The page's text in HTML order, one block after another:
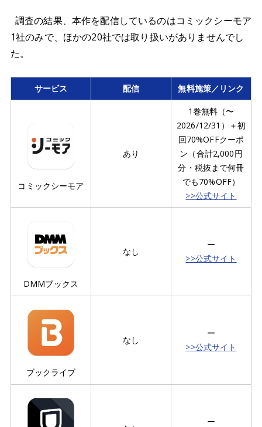
調査の結果、本作を配信しているのはコミックシーモア
1社のみで、ほかの20社では取り扱いがありませんでし
た。
サービス 配信 無料施策／リンク
コミックシーモア
あり
1巻無料（〜
2026/12/31）＋初
回70%OFFクーポ
ン（合計2,000円
分・税抜まで何冊
でも70%OFF）
>>公式サイト
DMMブックス
なし
ー
>>公式サイト
ブックライブ
なし
ー
>>公式サイト
ー